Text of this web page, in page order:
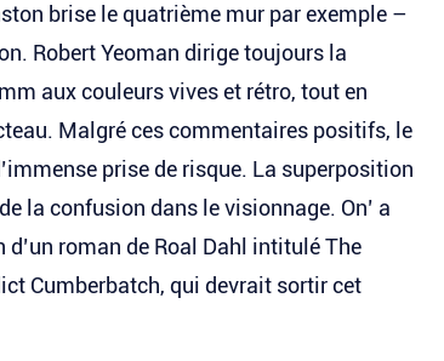
brise le quatrième mur par exemple –
Robert Yeoman dirige toujours la
aux couleurs vives et rétro, tout en
Malgré ces commentaires positifs, le
prise de risque. La superposition
la confusion dans le visionnage. On’ a
roman de Roal Dahl intitulé The
Cumberbatch, qui devrait sortir cet